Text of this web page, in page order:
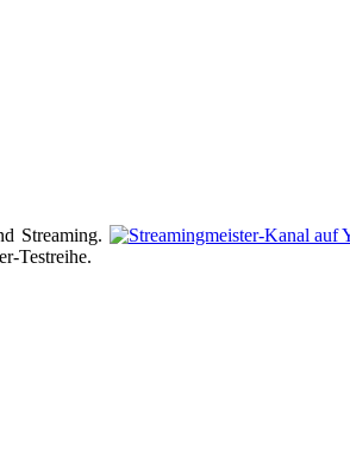
Streaming.
Testreihe.